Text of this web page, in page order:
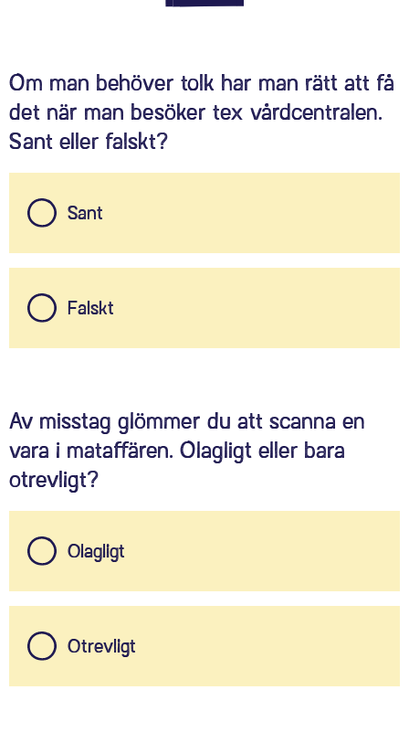
Om man behöver tolk har man rätt att få
det när man besöker tex vårdcentralen.
Sant eller falskt?
Sant
Falskt
Av misstag glömmer du att scanna en
vara i mataffären. Olagligt eller bara
otrevligt?
Olagligt
Otrevligt